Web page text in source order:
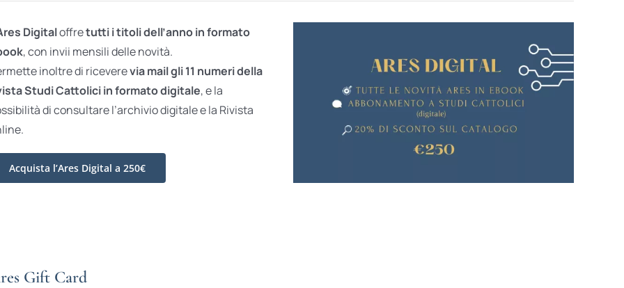
Digitaloffretutti i titoli dell’anno in formato
, con invii mensili delle novità.
inoltre di riceverevia mail gli 11 numeri della
Studi Cattolici in formato digitale, e la
di consultare l’archivio digitale e la Rivista
Acquista l’Ares Digital a 250€
Gift Card